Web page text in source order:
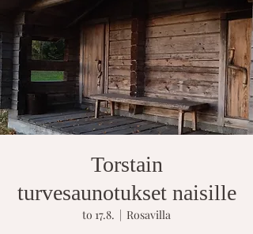
Torstain
turvesaunotukset naisille
to 17.8.
  |
Rosavilla